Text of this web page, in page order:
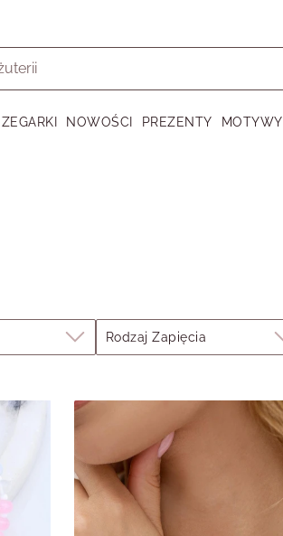
ZEGARKI NOWOŚCI PREZENTY MOTYWY
Rodzaj Zapięcia